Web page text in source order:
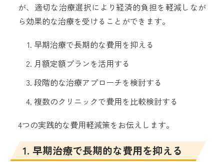
が、適切な治療選択により経済的負担を軽減しなが
ら効果的な治療を受けることができます。
早期治療で長期的な費用を抑える
月額定額プランを活用する
段階的な治療アプローチを検討する
複数のクリニックで費用を比較検討する
4つの実践的な費用軽減策をお伝えします。
1. 早期治療で長期的な費用を抑える